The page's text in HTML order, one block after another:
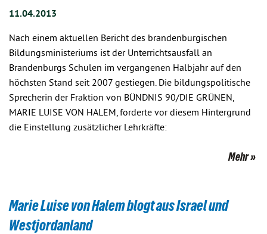
11.04.2013
Nach einem aktuellen Bericht des brandenburgischen
Bildungsministeriums ist der Unterrichtsausfall an
Brandenburgs Schulen im vergangenen Halbjahr auf den
höchsten Stand seit 2007 gestiegen. Die bildungspolitische
Sprecherin der Fraktion von BÜNDNIS 90/DIE GRÜNEN,
MARIE LUISE VON HALEM, forderte vor diesem Hintergrund
die Einstellung zusätzlicher Lehrkräfte:
Mehr
Marie Luise von Halem blogt aus Israel und
Westjordanland